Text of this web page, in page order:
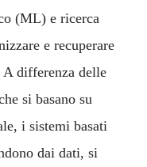
(ML) e ricerca
e recuperare
differenza delle
si basano su
i sistemi basati
dai dati, si